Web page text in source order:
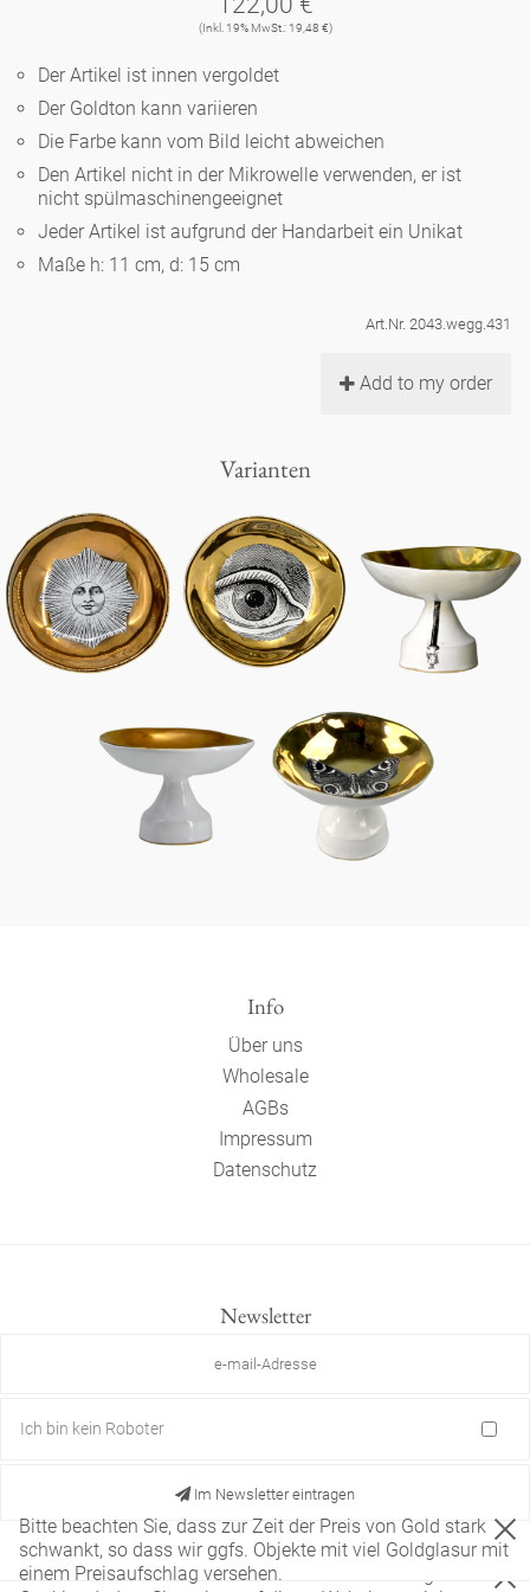
Porzellan
Ozean
klassische Musiker
zeitgenössische Musiker
Kleine Kaffeetasse 'Glam'
Runde Teller - weiß
Ovale Teller - weiß
Runde Teller 'de Luxe'
Tiefe Teller - weiß
Ovale Teller 'de Luxe'
Noël
Teekanne
Vasen 'de Luxe'
Vasen
Fressnapf
Goldener Käfig
Korb 'de Luxe'
Schalen 'de Luxe'
Hors d'Œvre
Bad
Schnickschnack
Präsentation
Räucherstäbchenhalter
Spielen
Dies & Das
Buchstaben
Figuren
Schachspiel Alice
Porzellanfiguren
Berliner Duft
(Inkl. 19% MwSt.: 19,48 €)
Der Artikel ist innen vergoldet
Der Goldton kann variieren
Die Farbe kann vom Bild leicht abweichen
Den Artikel nicht in der Mikrowelle verwenden, er ist
nicht spülmaschinengeeignet
Jeder Artikel ist aufgrund der Handarbeit ein Unikat
Maße h: 11 cm, d: 15 cm
Art.Nr. 2043.wegg.431
Add to my order
Varianten
Info
Über uns
Wholesale
AGBs
Impressum
Datenschutz
Newsletter
Ich bin kein Roboter
Im Newsletter eintragen
Diese Website verwendet nur technisch notwendige
Bitte beachten Sie, dass zur Zeit der Preis von Gold stark
schwankt, so dass wir ggfs. Objekte mit viel Goldglasur mit
einem Preisaufschlag versehen.